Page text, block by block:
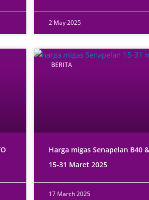
2 May 2025
BERITA
Harga migas Senapelan B40
15-31 Maret 2025
17 March 2025